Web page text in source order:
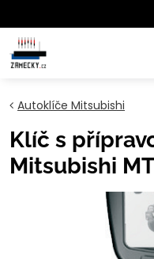
Autoklíče Mitsubishi
Klíč s
Mitsubishi